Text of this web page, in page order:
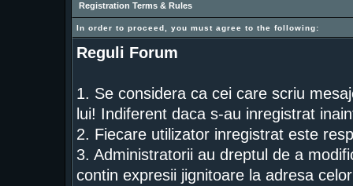
Registration Terms & Rules
In order to proceed, you must agree to the following:
Reguli Forum
1. Se considera ca cei care scriu
lui! Indiferent daca s-au inregistrat
2. Fiecare utilizator inregistrat este
3. Administratorii au dreptul de a
contin expresii jignitoare la adresa